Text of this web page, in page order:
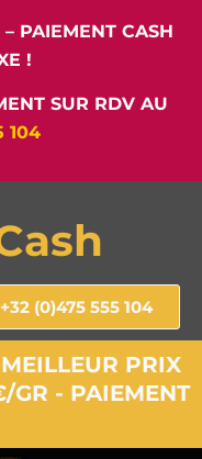
– PAIEMENT CASH
!
SUR RDV AU
104
+32 (0)475 555 104
PRIX
GR - PAIEMENT